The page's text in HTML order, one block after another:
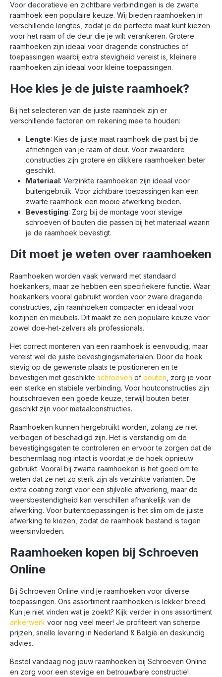
Voor decoratieve en zichtbare verbindingen is de zwarte
raamhoek een populaire keuze. Wij bieden raamhoeken in
verschillende lengtes, zodat je de perfecte maat kunt kiezen
voor het raam of de deur die je wilt verankeren. Grotere
raamhoeken zijn ideaal voor dragende constructies of
toepassingen waarbij extra stevigheid vereist is, kleinere
raamhoeken zijn ideaal voor kleine toepassingen.
Hoe kies je de juiste raamhoek?
Bij het selecteren van de juiste raamhoek zijn er
verschillende factoren om rekening mee te houden:
Lengte: Kies de juiste maat raamhoek die past bij de
afmetingen van je raam of deur. Voor zwaardere
constructies zijn grotere en dikkere raamhoeken beter
geschikt.
Materiaal: Verzinkte raamhoeken zijn ideaal voor
buitengebruik. Voor zichtbare toepassingen kan een
zwarte raamhoek een mooie afwerking bieden.
Bevestiging: Zorg bij de montage voor stevige
schroeven of bouten die passen bij het materiaal waarin
je de raamhoek bevestigt.
Dit moet je weten over raamhoeken
Raamhoeken worden vaak verward met standaard
hoekankers, maar ze hebben een specifiekere functie. Waar
hoekankers vooral gebruikt worden voor zware dragende
constructies, zijn raamhoeken compacter en ideaal voor
kozijnen en meubels. Dit maakt ze een populaire keuze voor
zowel doe-het-zelvers als professionals.
Het correct monteren van een raamhoek is eenvoudig, maar
vereist wel de juiste bevestigingsmaterialen. Door de hoek
stevig op de gewenste plaats te positioneren en te
bevestigen met geschikte schroeven of bouten , zorg je voor
een sterke en stabiele verbinding. Voor houtconstructies zijn
houtschroeven een goede keuze, terwijl bouten beter
geschikt zijn voor metaalconstructies.
Raamhoeken kunnen hergebruikt worden, zolang ze niet
verbogen of beschadigd zijn. Het is verstandig om de
bevestigingsgaten te controleren en ervoor te zorgen dat de
beschermlaag nog intact is voordat je de hoek opnieuw
gebruikt. Vooral bij zwarte raamhoeken is het goed om te
weten dat ze net zo sterk zijn als verzinkte varianten. De
extra coating zorgt voor een stijlvolle afwerking, maar de
weersbestendigheid kan verschillen afhankelijk van de
afwerking. Voor buitentoepassingen is het slim om de juiste
afwerking te kiezen, zodat de raamhoek bestand is tegen
weersinvloeden.
Raamhoeken kopen bij Schroeven
Online
Bij Schroeven Online vind je raamhoeken voor diverse
toepassingen. Ons assortiment raamhoeken is lekker breed.
Kun je niet vinden wat je zoekt? Kijk verder in ons assortiment
ankerwerk voor nog veel meer! Je profiteert van scherpe
prijzen, snelle levering in Nederland & België en deskundig
advies.
Bestel vandaag nog jouw raamhoeken bij Schroeven Online
en zorg voor een stevige en betrouwbare constructie!